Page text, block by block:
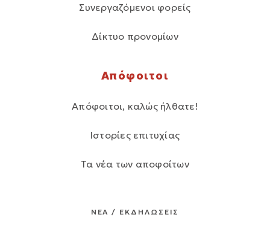
Συνεργαζόμενοι φορείς
Δίκτυο προνομίων
Απόφοιτοι
Απόφοιτοι, καλώς ήλθατε!
Ιστορίες επιτυχίας
Τα νέα των αποφοίτων
ΝΕΑ / ΕΚΔΗΛΩΣΕΙΣ